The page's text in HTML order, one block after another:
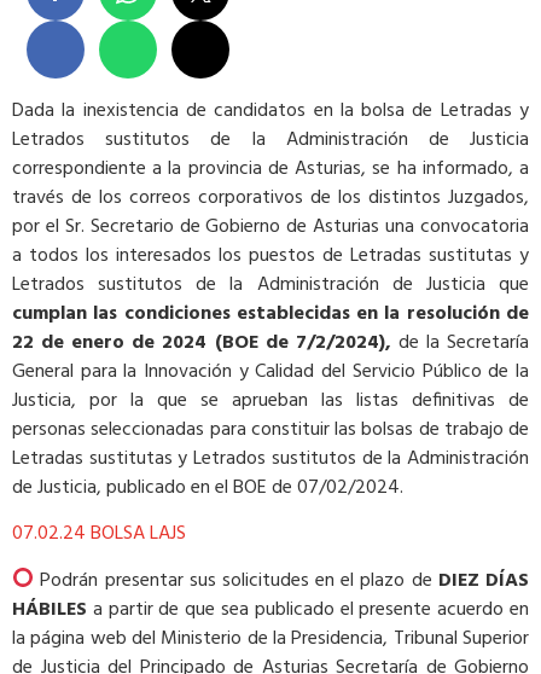
Dada la inexistencia de candidatos en la bolsa de Letradas y
Letrados sustitutos de la Administración de Justicia
correspondiente a la provincia de Asturias, se ha informado, a
través de los correos corporativos de los distintos Juzgados,
por el Sr. Secretario de Gobierno de Asturias una convocatoria
a todos los interesados los puestos de Letradas sustitutas y
Letrados sustitutos de la Administración de Justicia que
cumplan las condiciones establecidas en la resolución de
22 de enero de 2024 (BOE de 7/2/2024), de la Secretaría
General para la Innovación y Calidad del Servicio Público de la
Justicia, por la que se aprueban las listas definitivas de
personas seleccionadas para constituir las bolsas de trabajo de
Letradas sustitutas y Letrados sustitutos de la Administración
de Justicia, publicado en el BOE de 07/02/2024.
07.02.24 BOLSA LAJS
Podrán presentar sus solicitudes en el plazo de DIEZ DÍAS
HÁBILES a partir de que sea publicado el presente acuerdo en
la página web del Ministerio de la Presidencia, Tribunal Superior
de Justicia del Principado de Asturias Secretaría de Gobierno